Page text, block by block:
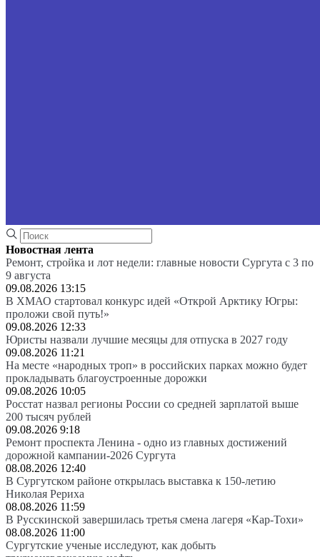
Новостная лента
Ремонт, стройка и лот недели: главные новости Сургута с 3 по
9 августа
09.08.2026 13:15
В ХМАО стартовал конкурс идей «Открой Арктику Югры:
проложи свой путь!»
09.08.2026 12:33
Юристы назвали лучшие месяцы для отпуска в 2027 году
09.08.2026 11:21
На месте «народных троп» в российских парках можно будет
прокладывать благоустроенные дорожки
09.08.2026 10:05
Росстат назвал регионы России со средней зарплатой выше
200 тысяч рублей
09.08.2026 9:18
Ремонт проспекта Ленина - одно из главных достижений
дорожной кампании-2026 Сургута
08.08.2026 12:40
В Сургутском районе открылась выставка к 150-летию
Николая Рериха
08.08.2026 11:59
В Русскинской завершилась третья смена лагеря «Кар-Тохи»
08.08.2026 11:00
Сургутские ученые исследуют, как добыть